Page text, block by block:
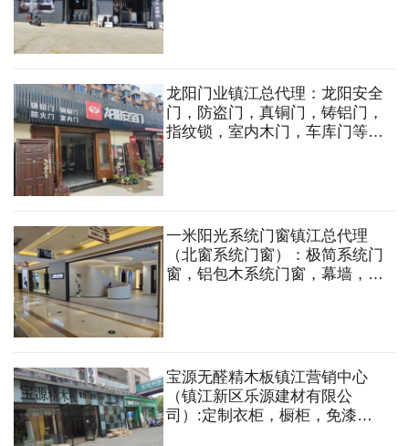
龙阳门业镇江总代理：龙阳安全
门，防盗门，真铜门，铸铝门，
指纹锁，室内木门，车库门等。
一米阳光系统门窗镇江总代理
（北窗系统门窗）：极简系统门
窗，铝包木系统门窗，幕墙，系
宝源无醛精木板镇江营销中心
（镇江新区乐源建材有限公
司）:定制衣柜，橱柜，免漆